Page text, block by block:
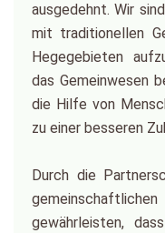
ausgedehnt. Wir
mit traditionellen
Hegegebieten
das Gemeinwesen
die Hilfe von
zu einer besseren
Durch die
gewährleisten,